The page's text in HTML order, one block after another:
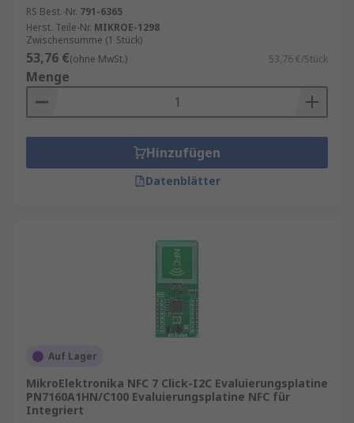
RS Best.-Nr. 791-6365
Herst. Teile-Nr. MIKROE-1298
Zwischensumme (1 Stück)
53,76 €(ohne MwSt.) 53,76 €/Stück
Menge
Hinzufügen
Datenblätter
Auf Lager
MikroElektronika NFC 7 Click-I2C Evaluierungsplatine
PN7160A1HN/C100 Evaluierungsplatine NFC für
Integriert